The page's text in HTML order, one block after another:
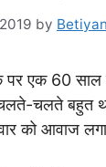
by
एक 60 साल
चलते बहुत
को आवाज